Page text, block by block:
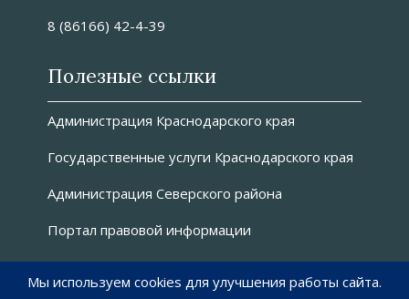
8 (86166) 42-4-39
Полезные ссылки
Администрация Краснодарского края
Государственные услуги Краснодарского края
Администрация Северского района
Портал правовой информации
О сайте
Мы используем cookies для улучшения работы сайта.